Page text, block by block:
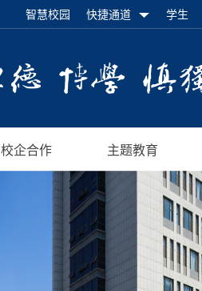
智慧校园 快捷通道 学生
校企合作 主题教育